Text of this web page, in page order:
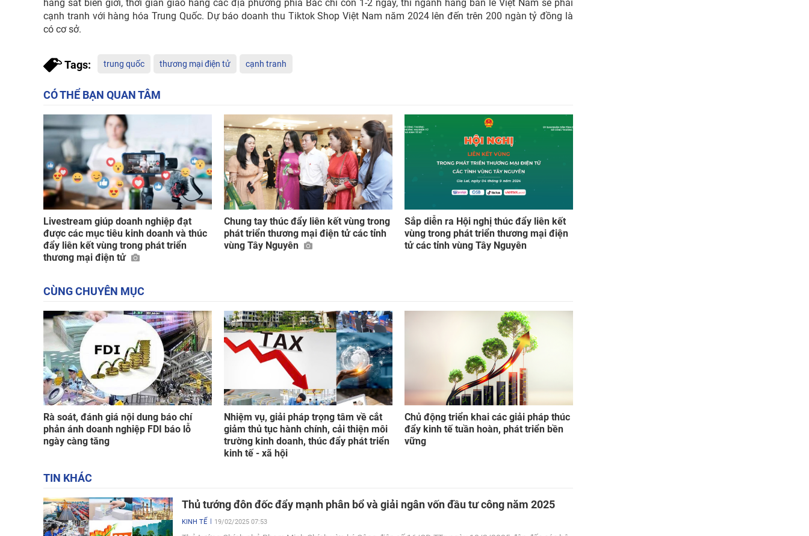
hàng sát biên giới, thời gian giao hàng các địa phương phía Bắc chỉ còn 1-2 ngày, thì ngành hàng bán lẻ Việt Nam sẽ phải
cạnh tranh với hàng hóa Trung Quốc. Dự báo doanh thu Tiktok Shop Việt Nam năm 2024 lên đến trên 200 ngàn tỷ đồng là
có cơ sở.
Tags: trung quốc thương mại điện tử cạnh tranh
CÓ THỂ BẠN QUAN TÂM
Livestream giúp doanh nghiệp đạt
được các mục tiêu kinh doanh và thúc
đẩy liên kết vùng trong phát triển
thương mại điện tử
Chung tay thúc đẩy liên kết vùng trong
phát triển thương mại điện tử các tỉnh
vùng Tây Nguyên
Sắp diễn ra Hội nghị thúc đẩy liên kết
vùng trong phát triển thương mại điện
tử các tỉnh vùng Tây Nguyên
CÙNG CHUYÊN MỤC
Rà soát, đánh giá nội dung báo chí
phản ánh doanh nghiệp FDI báo lỗ
ngày càng tăng
Nhiệm vụ, giải pháp trọng tâm về cắt
giảm thủ tục hành chính, cải thiện môi
trường kinh doanh, thúc đẩy phát triển
kinh tế - xã hội
Chủ động triển khai các giải pháp thúc
đẩy kinh tế tuần hoàn, phát triển bền
vững
TIN KHÁC
Thủ tướng đôn đốc đẩy mạnh phân bổ và giải ngân vốn đầu tư công năm 2025
KINH TẾ 19/02/2025 07:53